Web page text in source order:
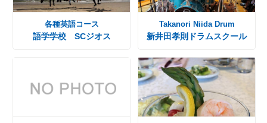
各種英語コース
語学学校 SCジオス
Takanori Niida Drum
新井田孝則ドラムスクール